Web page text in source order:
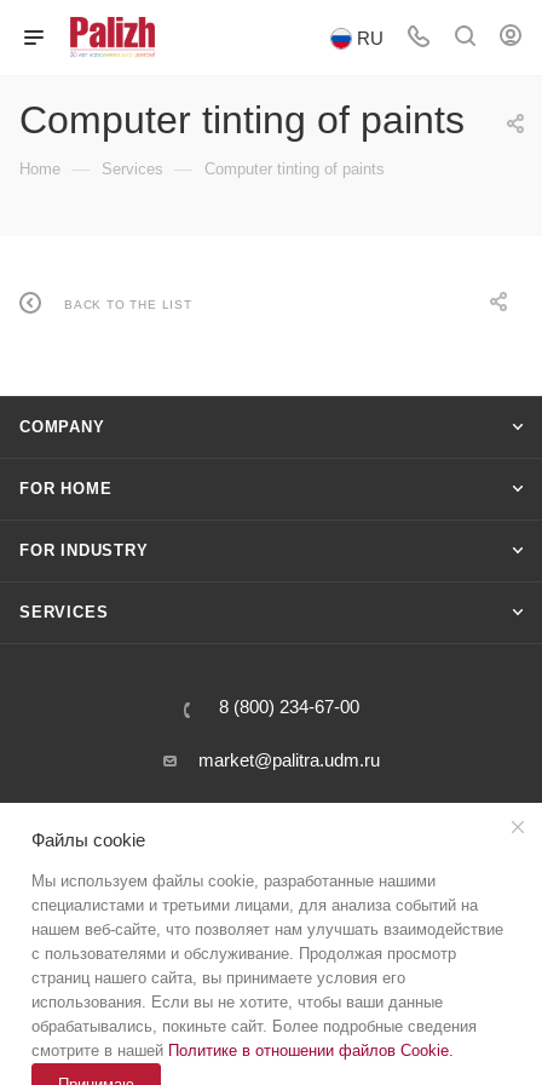
RU
Computer tinting of paints
Home — Services — Computer tinting of paints
BACK TO THE LIST
COMPANY
FOR HOME
FOR INDUSTRY
SERVICES
8 (800) 234-67-00
market@palitra.udm.ru
Incoming inspection of products Privacy policy
Novyi dom LLC (Tax ID 1831057110)
Файлы cookie
Мы используем файлы cookie, разработанные нашими
специалистами и третьими лицами, для анализа событий на
нашем веб-сайте, что позволяет нам улучшать взаимодействие
с пользователями и обслуживание. Продолжая просмотр
страниц нашего сайта, вы принимаете условия его
использования. Если вы не хотите, чтобы ваши данные
обрабатывались, покиньте сайт. Более подробные сведения
смотрите в нашей Политике в отношении файлов Cookie.